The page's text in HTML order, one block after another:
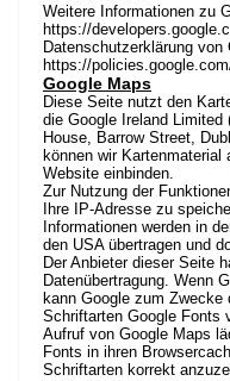
Weitere Informationen zu
https://
Datenschutzerklärung von
https://
Google Maps
Diese Seite nutzt den
die Google Ireland Limited
House, Barrow Street,
können wir Kartenmaterial
Website einbinden.
Zur Nutzung der
Ihre IP-Adresse zu
Informationen werden in
den USA übertragen und
Der Anbieter dieser Seite
Datenübertragung. Wenn
kann Google zum Zwecke
Schriftarten Google Fonts
Aufruf von Google Maps
Fonts in ihren
Schriftarten korrekt